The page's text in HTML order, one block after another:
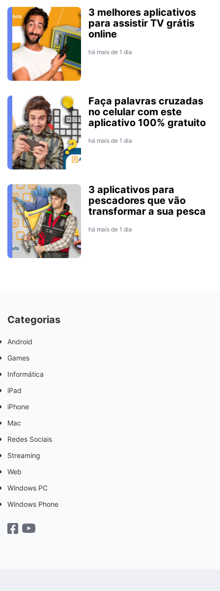
3 melhores aplicativos
para assistir TV grátis
online
há mais de 1 dia
Faça palavras cruzadas
no celular com este
aplicativo 100% gratuito
há mais de 1 dia
3 aplicativos para
pescadores que vão
transformar a sua pesca
há mais de 1 dia
Categorias
Android
Games
Informática
iPad
iPhone
Mac
Redes Sociais
Streaming
Web
Windows PC
Windows Phone